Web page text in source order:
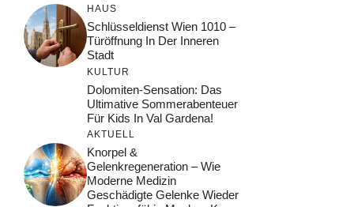
HAUS
Schlüsseldienst Wien 1010 –
Türöffnung In Der Inneren
Stadt
KULTUR
Dolomiten-Sensation: Das
Ultimative Sommerabenteuer
Für Kids In Val Gardena!
AKTUELL
Knorpel &
Gelenkregeneration – Wie
Moderne Medizin
Geschädigte Gelenke Wieder